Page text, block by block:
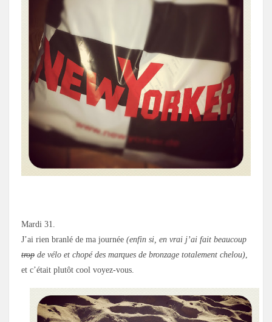
Mardi 31.
J’ai rien branlé de ma journée (enfin si, en vrai j’ai fait beaucoup
trop de vélo et chopé des marques de bronzage totalement chelou),
et c’était plutôt cool voyez-vous.